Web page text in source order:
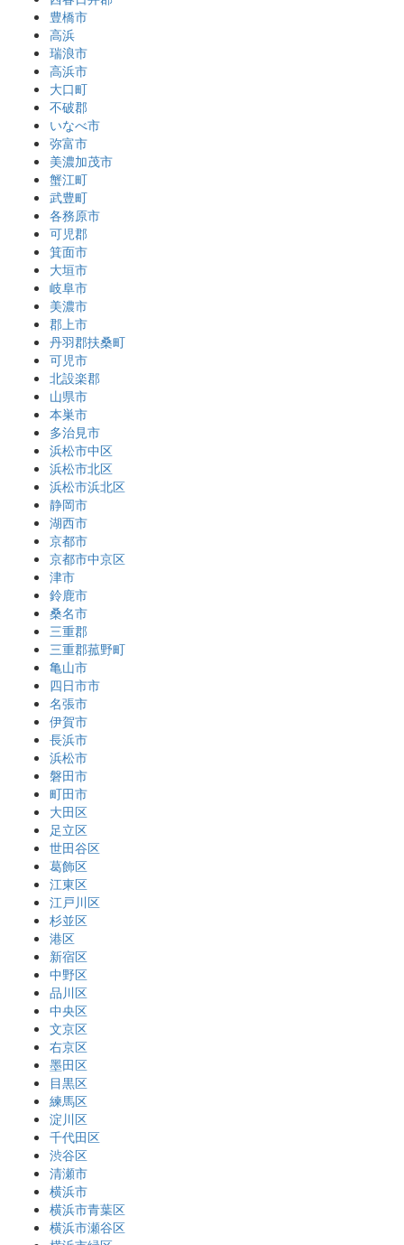
豊橋市
高浜
瑞浪市
高浜市
大口町
不破郡
いなべ市
弥富市
美濃加茂市
蟹江町
武豊町
各務原市
可児郡
箕面市
大垣市
岐阜市
美濃市
郡上市
丹羽郡扶桑町
可児市
北設楽郡
山県市
本巣市
多治見市
浜松市中区
浜松市北区
浜松市浜北区
静岡市
湖西市
京都市
京都市中京区
津市
鈴鹿市
桑名市
三重郡
三重郡菰野町
亀山市
四日市市
名張市
伊賀市
長浜市
浜松市
磐田市
町田市
大田区
足立区
世田谷区
葛飾区
江東区
江戸川区
杉並区
港区
新宿区
中野区
品川区
中央区
文京区
右京区
墨田区
目黒区
練馬区
淀川区
千代田区
渋谷区
清瀬市
横浜市
横浜市青葉区
横浜市瀬谷区